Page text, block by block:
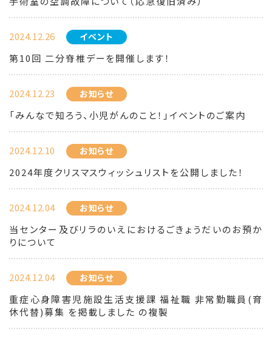
2024.12.26 イベント
第10回 二分脊椎デーを開催します！
2024.12.23 お知らせ
「みんなで知ろう、小児がんのこと！」イベントのご案内
2024.12.10 お知らせ
2024年度クリスマスウィッシュリストを公開しました！
2024.12.04 お知らせ
当センター及びリラのいえにおけるごきょうだいのお預か
りについて
2024.12.04 お知らせ
重症心身障害児施設生活支援課 福祉職 非常勤職員(育
休代替)募集 を掲載しました の複製